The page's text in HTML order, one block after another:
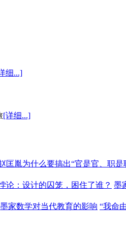
细...]
[详细...]
匡胤为什么要搞出“官是官、职
论：设计的囚笼，困住了谁？ 墨
墨家数学对当代教育的影响 “我命